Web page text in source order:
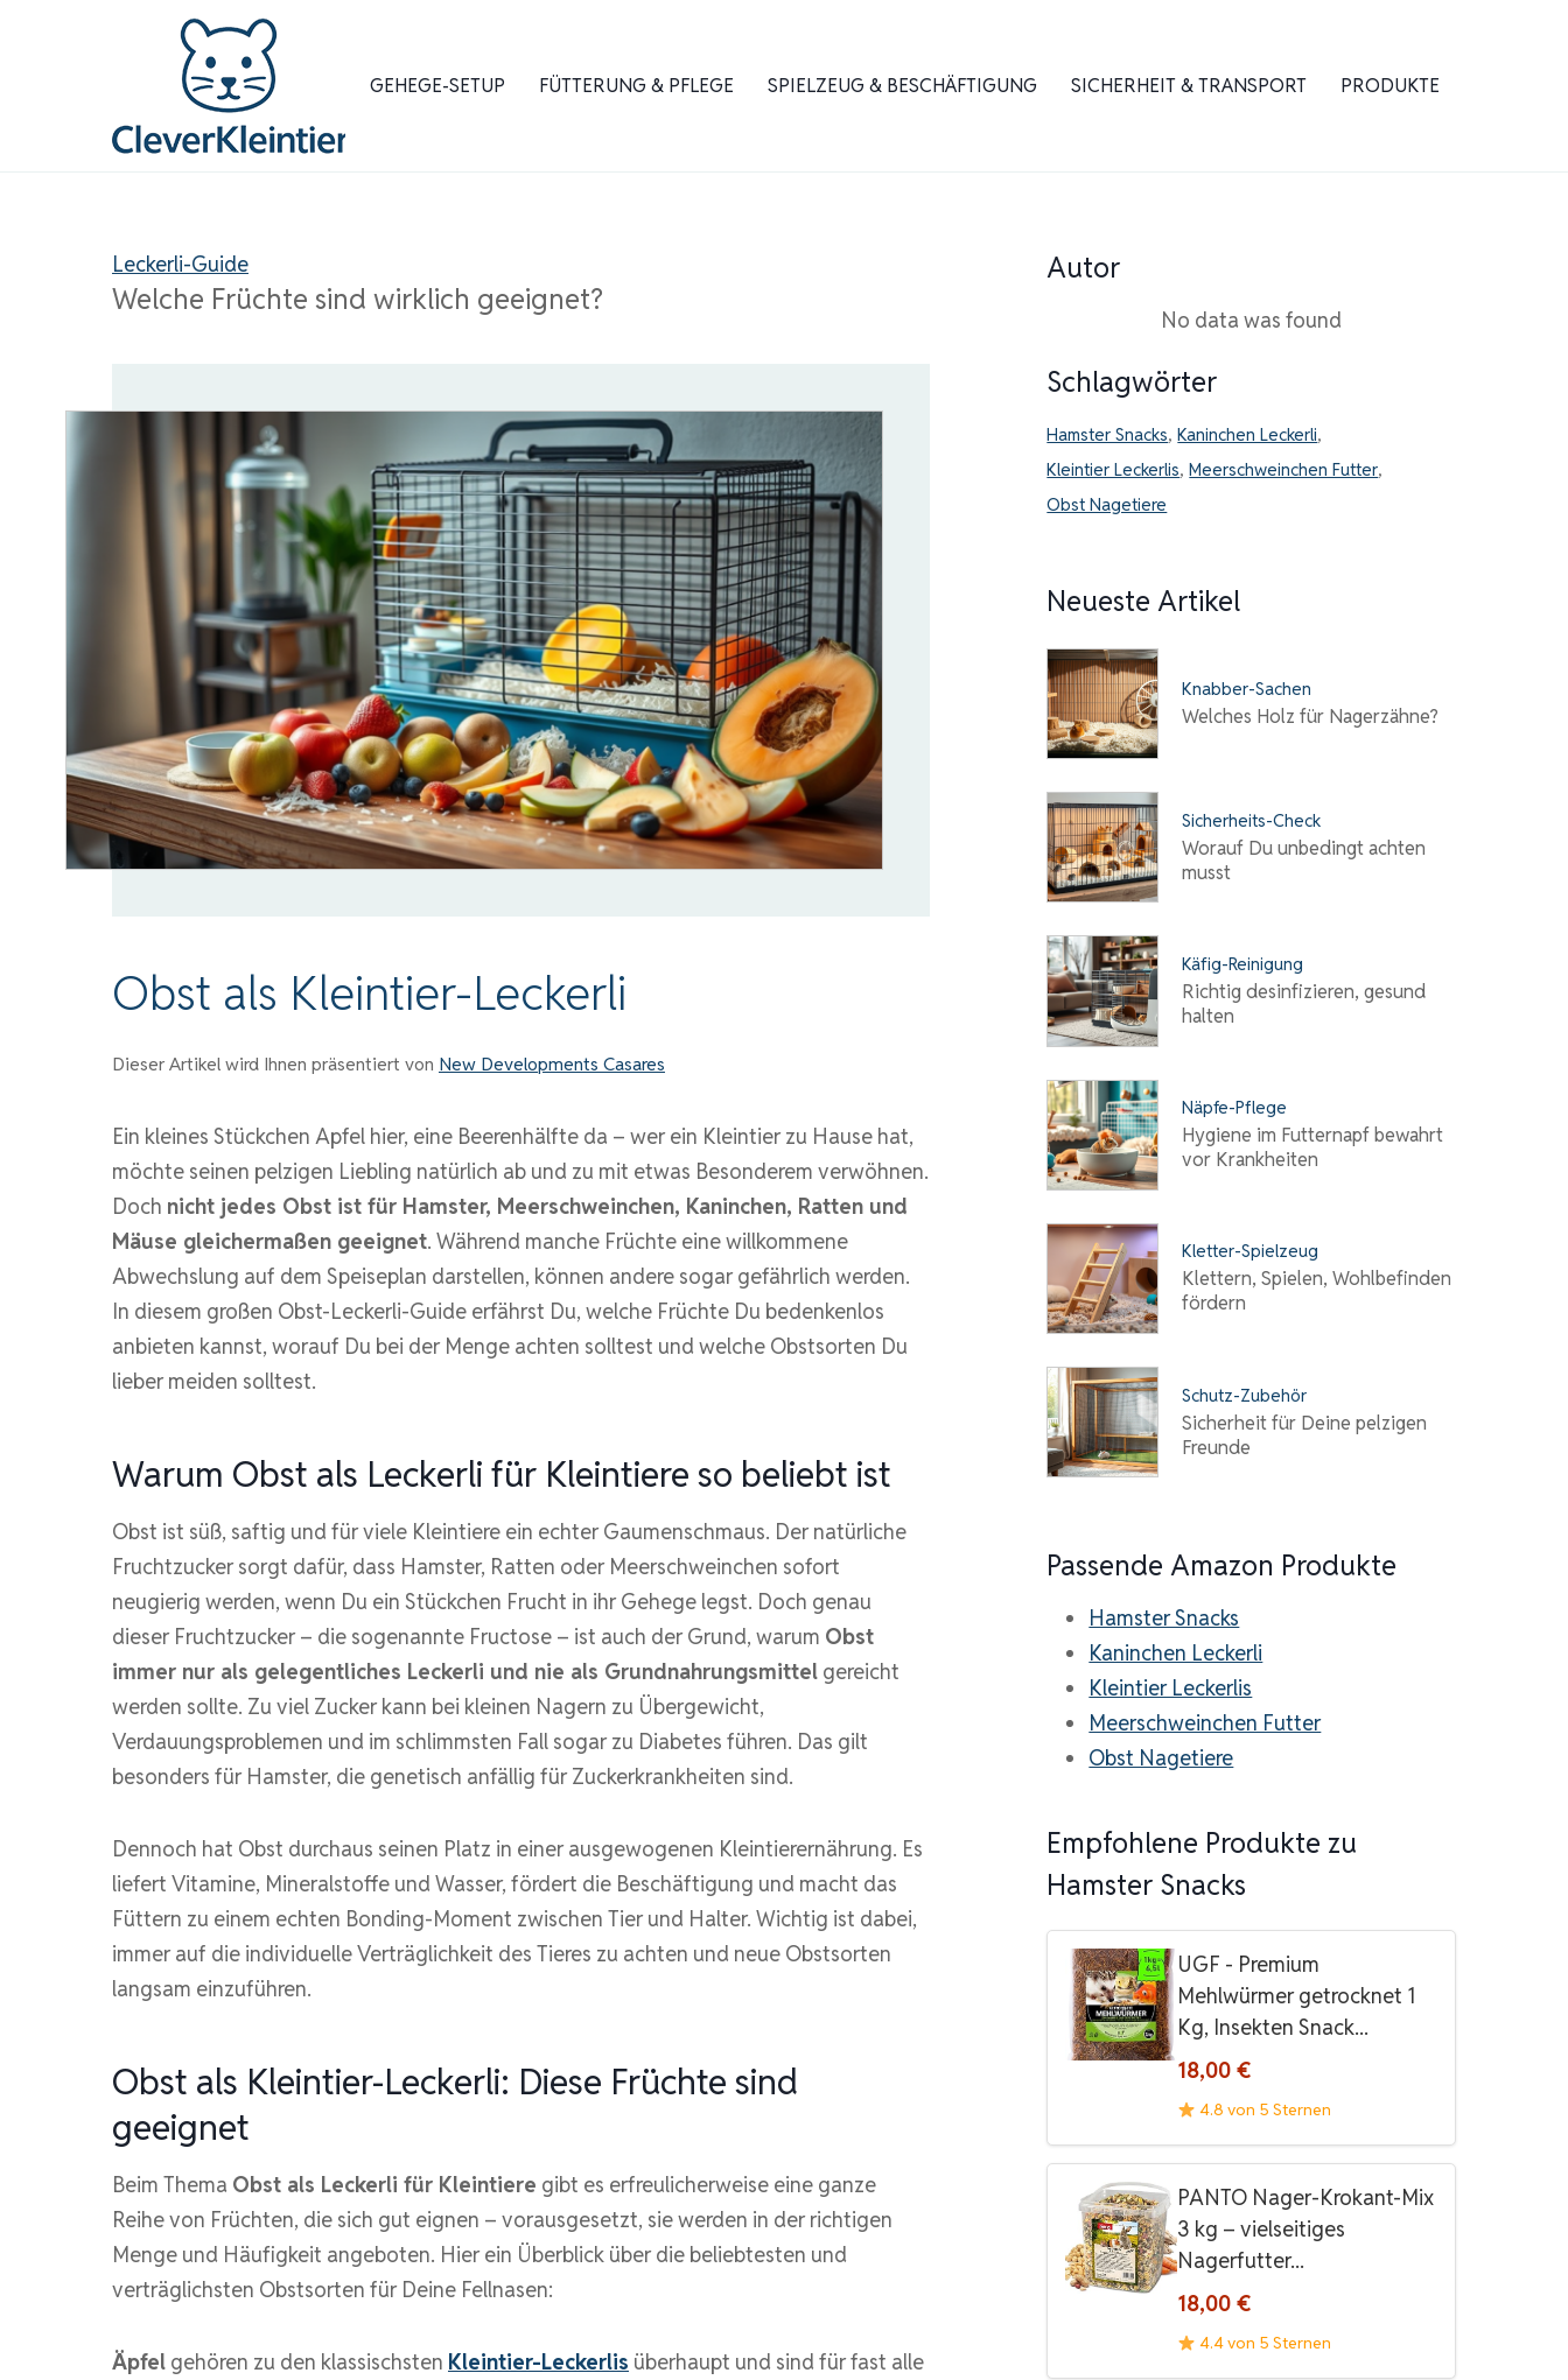
GEHEGE-SETUP FÜTTERUNG & PFLEGE SPIELZEUG & BESCHÄFTIGUNG SICHERHEIT & TRANSPORT PRODUKTE
Leckerli-Guide
Welche Früchte sind wirklich geeignet?
Obst als Kleintier-Leckerli
Dieser Artikel wird Ihnen präsentiert von New Developments Casares
Ein kleines Stückchen Apfel hier, eine Beerenhälfte da – wer ein Kleintier zu Hause hat,
möchte seinen pelzigen Liebling natürlich ab und zu mit etwas Besonderem verwöhnen.
Doch nicht jedes Obst ist für Hamster, Meerschweinchen, Kaninchen, Ratten und
Mäuse gleichermaßen geeignet. Während manche Früchte eine willkommene
Abwechslung auf dem Speiseplan darstellen, können andere sogar gefährlich werden.
In diesem großen Obst-Leckerli-Guide erfährst Du, welche Früchte Du bedenkenlos
anbieten kannst, worauf Du bei der Menge achten solltest und welche Obstsorten Du
lieber meiden solltest.
Warum Obst als Leckerli für Kleintiere so beliebt ist
Obst ist süß, saftig und für viele Kleintiere ein echter Gaumenschmaus. Der natürliche
Fruchtzucker sorgt dafür, dass Hamster, Ratten oder Meerschweinchen sofort
neugierig werden, wenn Du ein Stückchen Frucht in ihr Gehege legst. Doch genau
dieser Fruchtzucker – die sogenannte Fructose – ist auch der Grund, warum Obst
immer nur als gelegentliches Leckerli und nie als Grundnahrungsmittel gereicht
werden sollte. Zu viel Zucker kann bei kleinen Nagern zu Übergewicht,
Verdauungsproblemen und im schlimmsten Fall sogar zu Diabetes führen. Das gilt
besonders für Hamster, die genetisch anfällig für Zuckerkrankheiten sind.
Dennoch hat Obst durchaus seinen Platz in einer ausgewogenen Kleintierernährung. Es
liefert Vitamine, Mineralstoffe und Wasser, fördert die Beschäftigung und macht das
Füttern zu einem echten Bonding-Moment zwischen Tier und Halter. Wichtig ist dabei,
immer auf die individuelle Verträglichkeit des Tieres zu achten und neue Obstsorten
langsam einzuführen.
Obst als Kleintier-Leckerli: Diese Früchte sind
geeignet
Beim Thema Obst als Leckerli für Kleintiere gibt es erfreulicherweise eine ganze
Reihe von Früchten, die sich gut eignen – vorausgesetzt, sie werden in der richtigen
Menge und Häufigkeit angeboten. Hier ein Überblick über die beliebtesten und
verträglichsten Obstsorten für Deine Fellnasen:
Äpfel gehören zu den klassischsten Kleintier-Leckerlis überhaupt und sind für fast alle
Autor
No data was found
Schlagwörter
Hamster Snacks, Kaninchen Leckerli,
Kleintier Leckerlis, Meerschweinchen Futter,
Obst Nagetiere
Neueste Artikel
Knabber-Sachen
Welches Holz für Nagerzähne?
Sicherheits-Check
Worauf Du unbedingt achten
musst
Käfig-Reinigung
Richtig desinfizieren, gesund
halten
Näpfe-Pflege
Hygiene im Futternapf bewahrt
vor Krankheiten
Kletter-Spielzeug
Klettern, Spielen, Wohlbefinden
fördern
Schutz-Zubehör
Sicherheit für Deine pelzigen
Freunde
Passende Amazon Produkte
Hamster Snacks
Kaninchen Leckerli
Kleintier Leckerlis
Meerschweinchen Futter
Obst Nagetiere
Empfohlene Produkte zu
Hamster Snacks
UGF - Premium
Mehlwürmer getrocknet 1
Kg, Insekten Snack...
18,00 €
4.8 von 5 Sternen
PANTO Nager-Krokant-Mix
3 kg – vielseitiges
Nagerfutter...
18,00 €
4.4 von 5 Sternen